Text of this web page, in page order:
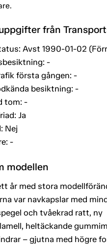
från
Avst 1990-01-02
-
första gången: -
besiktning: -
tom: -
Ja
Nej
-
modellen
år med stora
var navkapslar med
och tvåekrad ratt, ny
heltäckande
– gjutna med högre